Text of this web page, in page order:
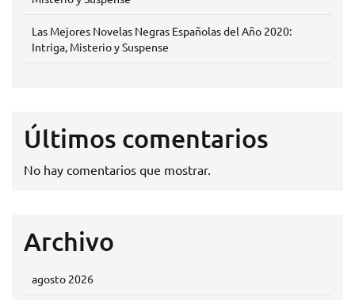
Las Mejores Novelas Negras Españolas del Año 2020:
Intriga, Misterio y Suspense
Últimos comentarios
No hay comentarios que mostrar.
Archivo
agosto 2026